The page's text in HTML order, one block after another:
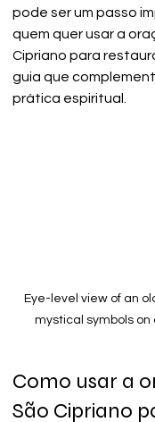
pode ser um passo
quem quer usar a
Cipriano para
guia que
prática espiritual.
Eye-level view of an
mystical symbols
Como usar a
São Cipriano